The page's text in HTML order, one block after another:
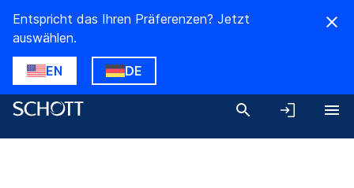
Entspricht das Ihren Präferenzen? Jetzt
auswählen.
EN DE